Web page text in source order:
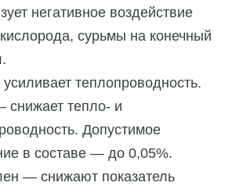
негативное воздействие
сурьмы на конечный
теплопроводность.
снижает тепло- и
Допустимое
в составе — до 0,05%.
— снижают показатель